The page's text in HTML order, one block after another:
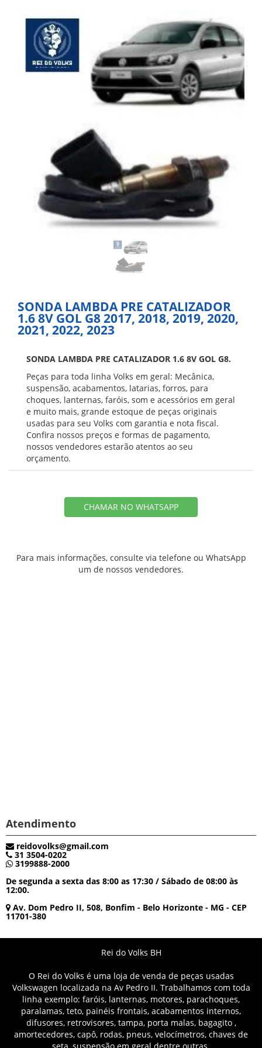
SONDA LAMBDA PRE CATALIZADOR
1.6 8V GOL G8 2017, 2018, 2019, 2020,
2021, 2022, 2023
SONDA LAMBDA PRE CATALIZADOR 1.6 8V GOL G8.
Peças para toda linha Volks em geral: Mecânica,
suspensão, acabamentos, latarias, forros, para
choques, lanternas, faróis, som e acessórios em geral
e muito mais, grande estoque de peças originais
usadas para seu Volks com garantia e nota fiscal.
Confira nossos preços e formas de pagamento,
nossos vendedores estarão atentos ao seu
orçamento.
CHAMAR NO WHATSAPP
Para mais informações, consulte via telefone ou WhatsApp
um de nossos vendedores.
Atendimento
reidovolks@gmail.com
31 3504-0202
3199888-2000
De segunda a sexta das 8:00 as 17:30 / Sábado de 08:00 às
12:00.
Av. Dom Pedro II, 508, Bonfim - Belo Horizonte - MG - CEP
11701-380
Rei do Volks BH
O Rei do Volks é uma loja de venda de peças usadas
Volkswagen localizada na Av Pedro II. Trabalhamos com toda
linha exemplo: faróis, lanternas, motores, parachoques,
paralamas, teto, painéis frontais, acabamentos internos,
difusores, retrovisores, tampa, porta malas, bagagito ,
amortecedores, capô, rodas, pneus, velocímetros, chaves de